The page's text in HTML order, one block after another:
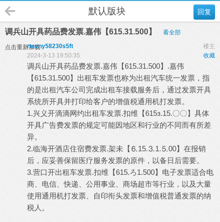
回复
默认版块
调兵山开具药品费发票.嘉伟【615.31.500】 看全部
点击重新加载 楼主
rtevny58230s5ft
收藏
2024-3-13 19:50:35
调兵山开具药品费发票.嘉伟【615.31.500】.嘉伟
【615.31.500】出租车发票也称为出租汽车统一发票，指
的是出租汽车公司完成出租车接载服务后，通过发票开具
系统所开具并打印给客户的增值税通用机打发票。
1.兴义开滴滴网约出租车发票.扣维【615з.15.〇〇】具体
开具广告费发票的规定可能因地区和行业的不同而有所差
异。
2.临海开酒店住宿费发票.架未【⒍15.⒊1.⒌00】在报销
后，应妥善保留医疗服务发票的原件，以备日后需要。
3.营口开出租车发票.扣维【615.ろ1.500】电子发票适合电
商、电信、快递、公用事业、商场超市等行业，以及大量
使用通用机打发票、自印衔头发票和增值税普通发票的纳
税人。